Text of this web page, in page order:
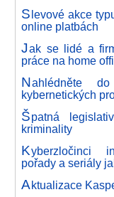
Slevové akce
online platbách
Jak se lidé a
práce na home
Nahlédněte
kybernetických
Špatná
kriminality
Kyberzločinci
pořady a seriály
Aktualizace